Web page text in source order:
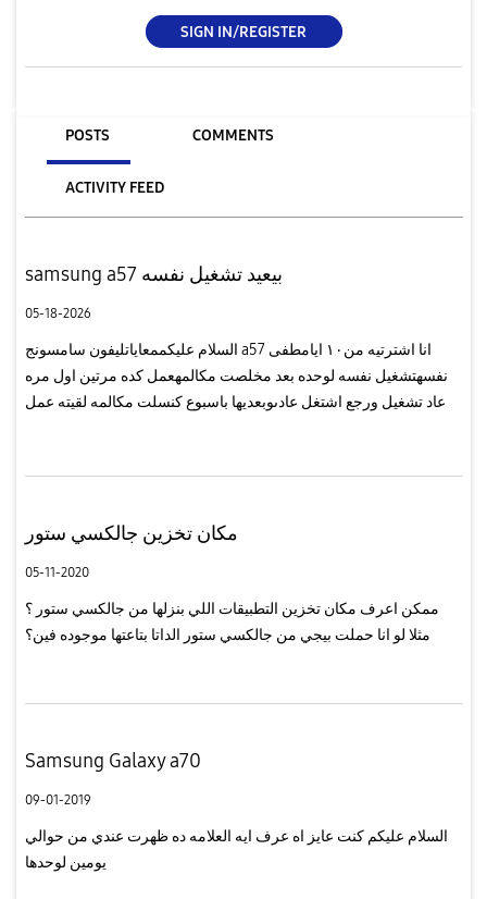
SIGN IN/REGISTER
POSTS COMMENTS
ACTIVITY FEED
samsung a57 بيعيد تشغيل نفسه
05-18-2026
السلام عليكممعاياتليفون سامسونج a57 انا اشترتيه من١٠ ايامطفى
نفسهتشغيل نفسه لوحده بعد مخلصت مكالمهعمل كده مرتين اول مره
عاد تشغيل ورجع اشتغل عادىوبعديها باسبوع كنسلت مكالمه لقيته عمل
مكان تخزين جالكسي ستور
05-11-2020
ممكن اعرف مكان تخزين التطبيقات اللي بنزلها من جالكسي ستور ؟
مثلا لو انا حملت بيجي من جالكسي ستور الداتا بتاعتها موجوده فين؟
Samsung Galaxy a70
09-01-2019
السلام عليكم كنت عايز اه عرف ايه العلامه ده ظهرت عندي من حوالي
يومين لوحدها